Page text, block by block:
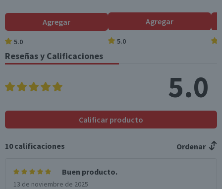
(g)
Fibra (g) 1,8
*Ingesta de referencia de un adulto promedio (8400 kj / 2000 kcal)
Garantía Mínima Legal
Válida hasta su fecha de caducidad
Válida hasta su fecha de caducidad
Agregar
5.0
Agregar
5.0
Reseñas y Calificaciones
5.0
Calificar producto
10 calificaciones Ordenar
Buen producto.
13 de noviembre de 2025